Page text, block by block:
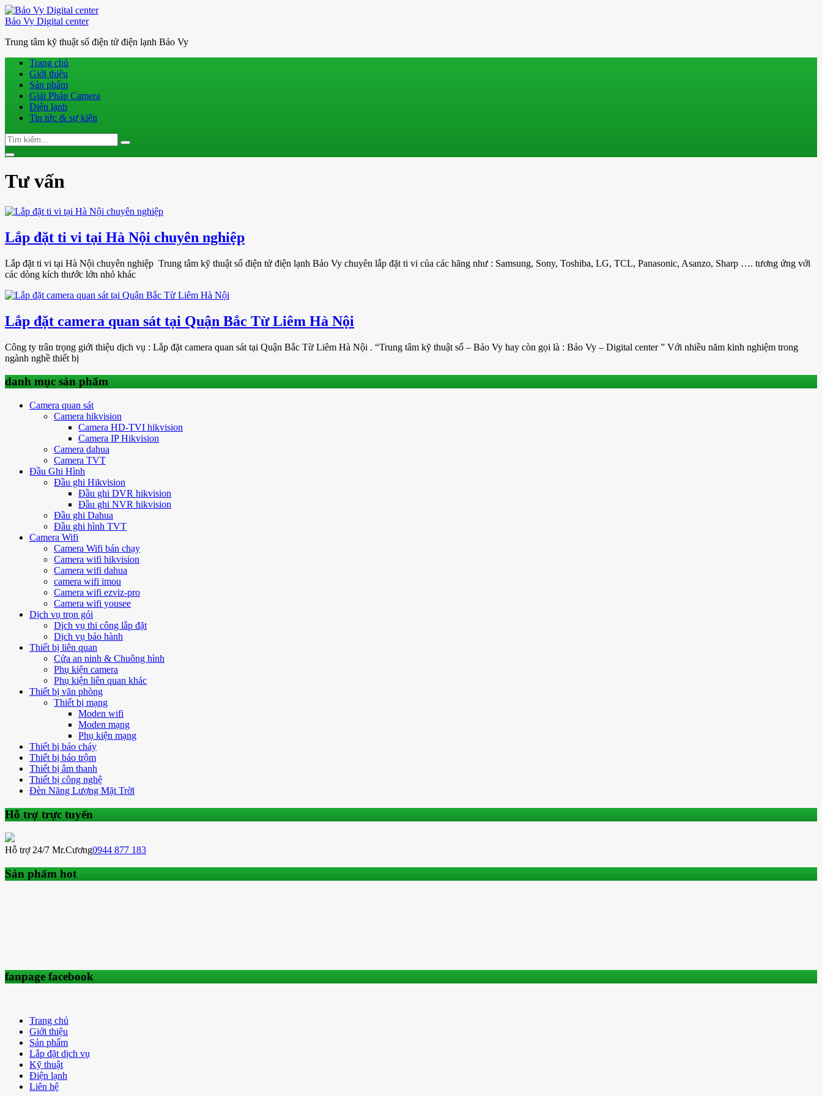
Bảo Vy Digital center
Trung tâm kỹ thuật số điện tử điện lạnh Bảo Vy
Trang chủ
Giới thiệu
Sản phẩm
Giải Pháp Camera
Điện lạnh
Tin tức & sự kiện
Search
for:
Search
Toggle
Tư vấn
Lắp đặt ti vi tại Hà Nội chuyên nghiệp
Lắp đặt ti vi tại Hà Nội chuyên nghiệp Trung tâm kỹ thuật số điện tử điện lạnh Bảo Vy chuyên lắp đặt ti vi của các hãng như : Samsung, Sony, Toshiba, LG, TCL, Panasonic, Asanzo, Sharp …. tương ứng với
các dòng kích thước lớn nhỏ khác
Lắp đặt camera quan sát tại Quận Bắc Từ Liêm Hà Nội
Công ty trân trọng giới thiệu dịch vụ : Lắp đặt camera quan sát tại Quận Bắc Từ Liêm Hà Nội . “Trung tâm kỹ thuật số – Bảo Vy hay còn gọi là : Bảo Vy – Digital center ” Với nhiều năm kinh nghiệm trong
ngành nghề thiết bị
danh mục sản phẩm
Camera quan sát
Camera hikvision
Camera HD-TVI hikvision
Camera IP Hikvision
Camera dahua
Camera TVT
Đầu Ghi Hình
Đầu ghi Hikvision
Đầu ghi DVR hikvision
Đầu ghi NVR hikvision
Đầu ghi Dahua
Đầu ghi hình TVT
Camera Wifi
Camera Wifi bán chạy
Camera wifi hikvision
Camera wifi dahua
camera wifi imou
Camera wifi ezviz-pro
Camera wifi yousee
Dịch vụ trọn gói
Dịch vụ thi công lắp đặt
Dịch vụ bảo hành
Thiết bị liên quan
Cửa an ninh & Chuông hình
Phụ kiện camera
Phụ kiện liên quan khác
Thiết bị văn phòng
Thiết bị mạng
Moden wifi
Moden mạng
Phụ kiện mạng
Thiết bị báo cháy
Thiết bị báo trộm
Thiết bị âm thanh
Thiết bị công nghệ
Đèn Năng Lượng Mặt Trời
Hỗ trợ trực tuyến
Hỗ trợ 24/7 Mr.Cương0944 877 183
Sản phẩm hot
fanpage facebook
Trang chủ
Giới thiệu
Sản phẩm
Lắp đặt dịch vụ
Kỹ thuật
Điện lạnh
Liên hệ